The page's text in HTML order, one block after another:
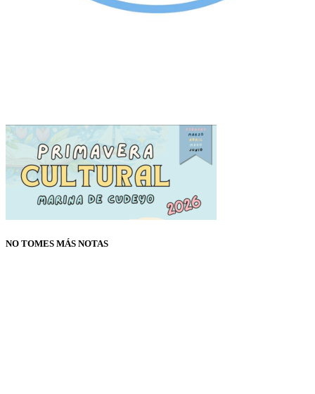
NO TOMES MÁS NOTAS